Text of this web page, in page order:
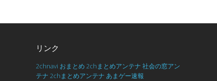
リンク
2chnavi おまとめ 2chまとめアンテナ 社会の窓アン
テナ 2chまとめアンテナ あまゲー速報